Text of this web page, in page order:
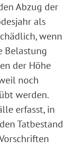
Abzug der
als
wenn
Belastung
der Höhe
noch
werden.
erfasst, in
Tatbestand